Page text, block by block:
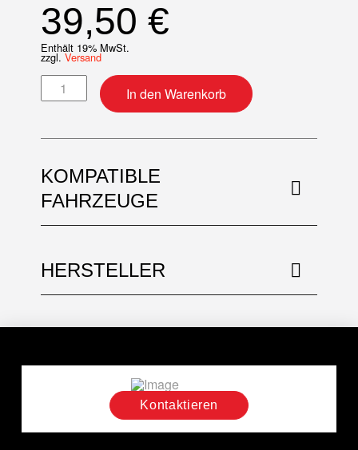
39,50 €
Enthält 19% MwSt.
zzgl. Versand
Motordichtsatz MengeIn den Warenkorb
KOMPATIBLE
FAHRZEUGE
HERSTELLER
Kontaktieren